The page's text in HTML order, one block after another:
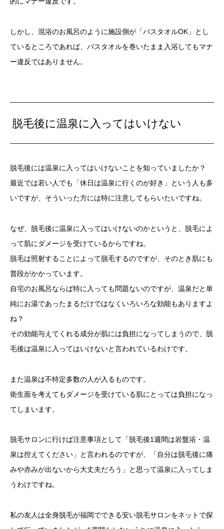
しかし、混浴のお風呂のように施設側が「バスタオルOK」とし
ているところであれば、バスタオルを巻いたまま入浴してもマナ
ー違反ではありません。
脱毛後に温泉に入ってはいけない
脱毛後には温泉に入ってはいけないことを知っていましたか？
最近では若い人でも「休日は温泉に行くのが好き」という人も多
いですが、そういった方には特に注意してもらいたいですね。
なぜ、脱毛後に温泉に入ってはいけないのかというと、脱毛によ
って肌にダメージを受けているからですね。
脱毛は照射することによって脱毛するのですが、そのとき肌にも
普段がかかっています。
自宅のお風呂ならば特に入っても問題ないのですが、温泉だと単
純にお湯であったまるだけではなくいろいろな効能もありますよ
ね？
その効能与えてくれる成分が肌には負担になってしまうので、脱
毛後は温泉に入ってはいけないと言われているわけです。
また温泉は不特定多数の人が入るものです。
衛生面を考えてもダメージを受けている肌にとっては負担になっ
てしまいます。
脱毛サロンに行けば注意事項として「脱毛後1週間は岩盤浴・温
泉は控えてください」と言われるのですが、「自分は脱毛後に痛
みや赤みが出ないから大丈夫だろう」と思って温泉に入ってしま
うわけですね。
私の友人は全身脱毛が福岡でできる安い脱毛サロンをネットで探